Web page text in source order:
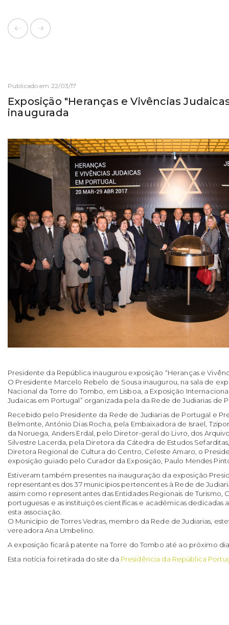
Publicado em 22/03/17
Exposição "Heranças e Vivências
inaugurada
Presidente da República inaugurou exposição “Heranças e
O Presidente Marcelo Rebelo de Sousa inaugurou, na sala de
Nacional da Torre do Tombo, em Lisboa, a Exposição
Judaicas em Portugal” organizada pela da Rede de Judiarias de
Recebido pelo Presidente da Rede de Judiarias de Portugal e
Belmonte, António Dias Rocha, pela Embaixadora de Israel,
da Noruega, Anders Erdal, pelo Diretor-geral do Livro, dos
Silvestre Lacerda, pela Diretora da Cátedra de Estudos
Diretora Regional de Cultura do Centro, Celeste Amaro, o
exposição guiado pelo Curador da Exposição, Paulo Mendes
Estiveram também presentes na inauguração da exposição
representantes dos 37 municípios pertencentes à Rede de
assim como representantes das Entidades Regionais de Turismo,
portuguesas e as instituições científicas e académicas dedicadas
esta associação.
O Município de Torres Vedras, membro da Rede de Judiarias,
vereadora Ana Umbelino.
A exposição ficará patente na Torre do Tombo até ao próximo
Esta notícia foi retirada do site da Presidência da República